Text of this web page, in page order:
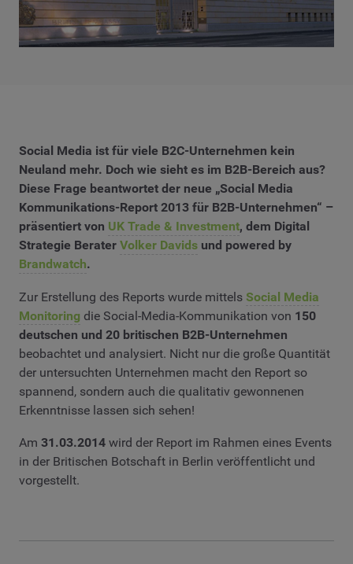
Social Media ist für viele B2C-Unternehmen kein
Neuland mehr. Doch wie sieht es im B2B-Bereich aus?
Diese Frage beantwortet der neue „Social Media
Kommunikations-Report 2013 für B2B-Unternehmen“ –
präsentiert von UK Trade & Investment, dem Digital
Strategie Berater Volker Davids und powered by
Brandwatch.
Zur Erstellung des Reports wurde mittels Social Media
Monitoring die Social-Media-Kommunikation von 150
deutschen und 20 britischen B2B-Unternehmen
beobachtet und analysiert. Nicht nur die große Quantität
der untersuchten Unternehmen macht den Report so
spannend, sondern auch die qualitativ gewonnenen
Erkenntnisse lassen sich sehen!
Am 31.03.2014 wird der Report im Rahmen eines Events
in der Britischen Botschaft in Berlin veröffentlicht und
vorgestellt.